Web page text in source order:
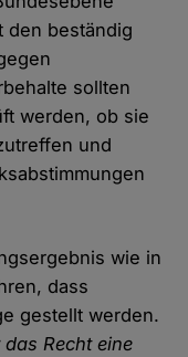
den beständig
sollten
werden, ob sie
und
wie in
dass
gestellt werden.
Recht eine